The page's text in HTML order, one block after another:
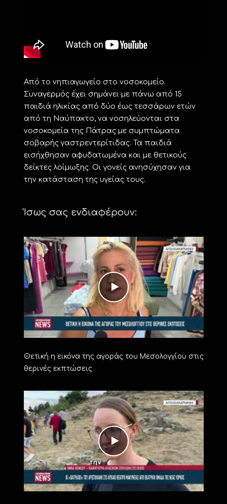
Από το νηπιαγωγείο στο νοσοκομείο.
Συναγερμός έχει σημάνει με πάνω από 15
παιδιά ηλικίας από δύο έως τεσσάρων ετών
από τη Ναύπακτο, να νοσηλεύονται στα
νοσοκομεία της Πάτρας με συμπτώματα
σοβαρής γαστρεντερίτιδας. Τα παιδιά
εισήχθησαν αφυδατωμένα και με θετικούς
δείκτες λοίμωξης. Οι γονείς ανησύχησαν για
την κατάσταση της υγείας τους.
Ίσως σας ενδιαφέρουν:
Θετική η εικόνα της αγοράς του Μεσολογγίου στις
θερινές εκπτώσεις